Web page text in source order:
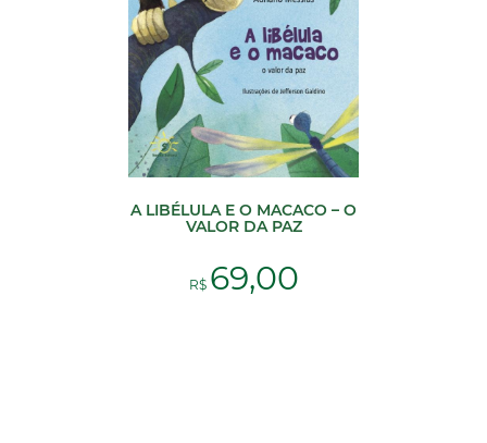
A LIBÉLULA E O MACACO – O
VALOR DA PAZ
R$ 69,00